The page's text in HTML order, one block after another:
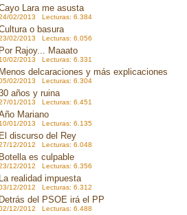
Lara me asusta
02/2013 Lecturas: 6.384
o basura
02/2013 Lecturas: 6.056
Por Rajoy... Maaato
10/02/2013 Lecturas: 6.331
Menos delcaraciones y más explicaciones
02/2013 Lecturas: 6.304
años y ruina
01/2013 Lecturas: 6.451
Mariano
10/01/2013 Lecturas: 6.135
El discurso del Rey
12/2012 Lecturas: 6.048
Botella es culpable
12/2012 Lecturas: 6.356
La realidad impuesta
12/2012 Lecturas: 6.312
Detrás del PSOE irá el PP
12/2012 Lecturas: 6.488